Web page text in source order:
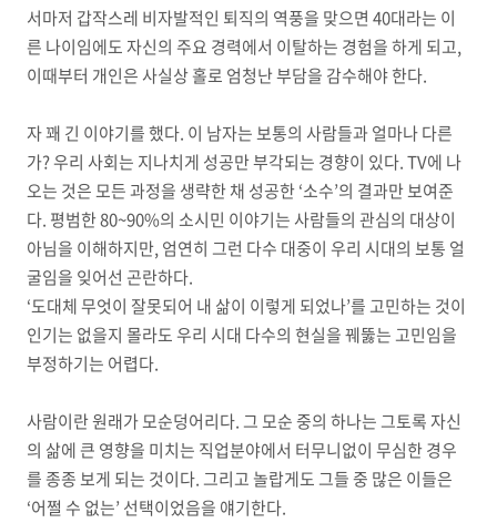
서마저 갑작스레 비자발적인 퇴직의 역풍을 맞으면 40대라는 이
른 나이임에도 자신의 주요 경력에서 이탈하는 경험을 하게 되고,
이때부터 개인은 사실상 홀로 엄청난 부담을 감수해야 한다.
자 꽤 긴 이야기를 했다. 이 남자는 보통의 사람들과 얼마나 다른
가?우리 사회는 지나치게 성공만 부각되는 경향이 있다. TV에 나
오는 것은 모든 과정을 생략한 채 성공한‘소수’의 결과만 보여준
다. 평범한80~90%의 소시민 이야기는 사람들의 관심의 대상이
아님을 이해하지만, 엄연히 그런 다수 대중이 우리 시대의 보통 얼
굴임을 잊어선 곤란하다.
‘도대체 무엇이 잘못되어 내 삶이 이렇게 되었나’를 고민하는 것이
인기는 없을지 몰라도 우리 시대 다수의 현실을 꿰뚫는 고민임을
부정하기는 어렵다.
사람이란 원래가 모순덩어리다. 그 모순 중의 하나는 그토록 자신
의 삶에 큰 영향을 미치는 직업분야에서 터무니없이 무심한 경우
를 종종 보게 되는 것이다. 그리고 놀랍게도 그들 중 많은 이들은
‘어쩔 수 없는’선택이었음을 얘기한다.